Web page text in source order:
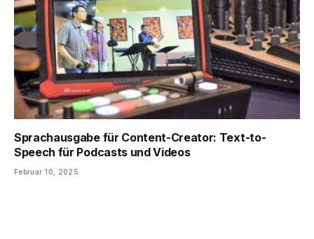
Sprachausgabe für Content-Creator: Text-to-
Speech für Podcasts und Videos
Februar 10, 2025